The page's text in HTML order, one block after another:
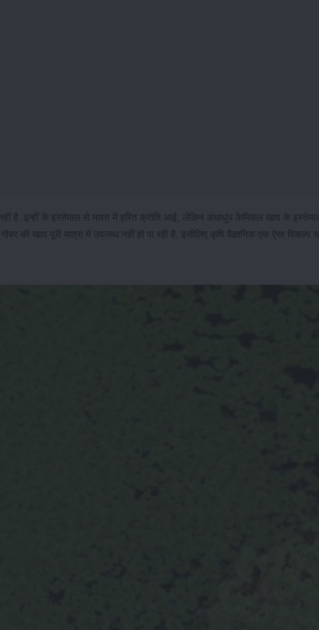
नहीं है. इन्हीं के इस्तेमाल से भारत में हरित क्रांति आई, लेकिन अंधाधुंध केमिकल खाद के
की खाद पूरी मात्रा में उपलब्ध नहीं हो पा रही है. इसीलिए कृषि वैज्ञानिक एक ऐसा विकल्प